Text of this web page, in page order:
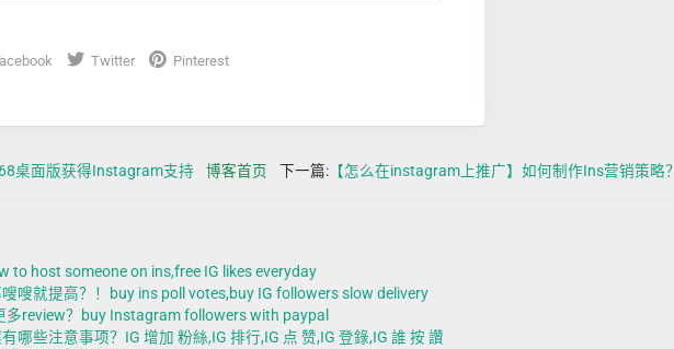
Twitter Pinterest
桌面版获得Instagram支持 博客首页 下一篇: 【怎么在instagram上推广】如何制作Ins营销策略？
host someone on ins,free IG likes everyday
嗖就提高？！buy ins poll votes,buy IG followers slow delivery
review？buy Instagram followers with paypal
哪些注意事项？IG 增加 粉絲,IG 排行,IG 点 赞,IG 登錄,IG 誰 按 讚